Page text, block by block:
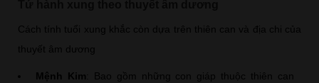
Cách tính tuổi xung khắc còn dựa trên thiên can và địa chi của
thuyết âm dương
Mệnh Kim : Bao gồm những con giáp thuộc thiên can